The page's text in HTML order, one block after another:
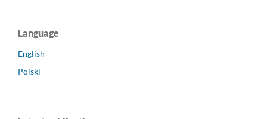
Language
English
Polski